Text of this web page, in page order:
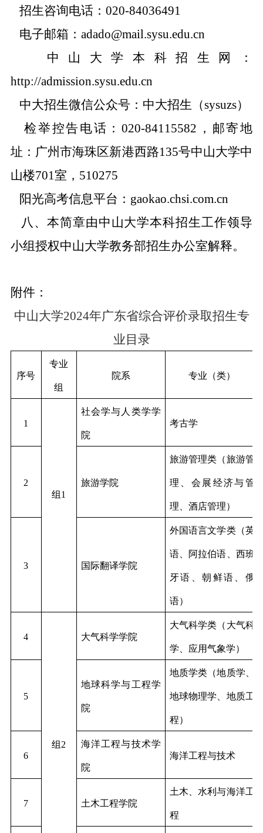
招生咨询电话： 020-84036491
电子邮箱： adado@mail.sysu.edu.cn
中山大学本科招生网：
http://admission.sysu.edu.cn
中大招生微信公众号：中大招生（sysuzs）
检举控告电话：020-84115582 ，邮寄地
址：广州市海珠区新港西路135号中山大学中
山楼701室， 510275
阳光高考信息平台： gaokao.chsi.com.cn
八、本简章由中山大学本科招生工作领导
小组授权中山大学教务部招生办公室解释。
附件：
中山大学2024年广东省综合评价录取招生专
业目录
序号
专业
组
院系 专业（类）
1
组1
社会学与人类学学
院
考古学
2 旅游学院
旅游管理类（旅游管
理、会展经济与管
理、酒店管理）
3 国际翻译学院
外国语言文学类（英
语、阿拉伯语、西班
牙语、朝鲜语、俄
语）
4
组2
大气科学学院
大气科学类（大气科
学、应用气象学）
5
地球科学与工程学
院
地质学类（地质学、
地球物理学、地质工
程）
6
海洋工程与技术学
院
海洋工程与技术
7 土木工程学院
土木、水利与海洋工
程